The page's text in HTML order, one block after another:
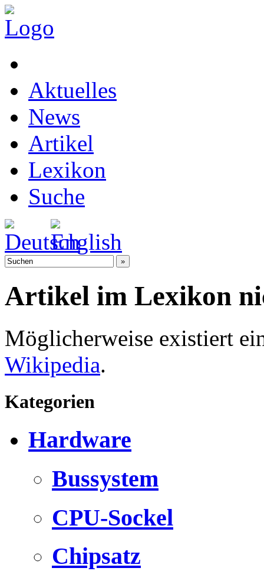
Aktuelles
News
Artikel
Lexikon
Suche
Artikel im Lexikon
Möglicherweise existiert
Wikipedia.
Kategorien
Hardware
Bussystem
CPU-Sockel
Chipsatz